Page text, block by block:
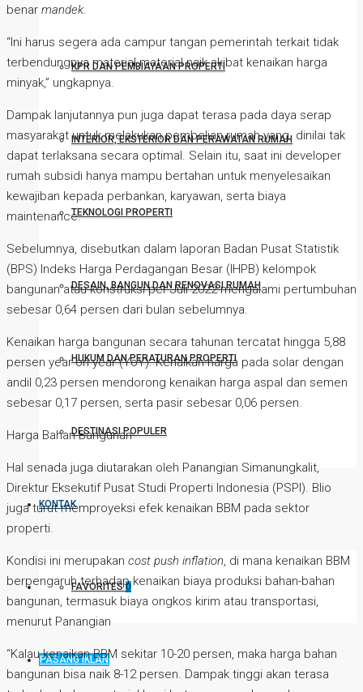
KPR DAN PEMBIAYAAN PROPERTI
INTERIOR, EKSTERIOR DAN PERAWATAN RUMAH
TEKNOLOGI PROPERTI
DESAIN, BANGUN DAN RENOVASI RUMAH
HUKUM DAN PERATURAN PROPERTI
DESTINASI POPULER
KONTAK
FAVORITES0
PASANG IKLAN
benar mandek.
“Ini harus segera ada campur tangan pemerintah terkait tidak
terbendungnya material-material naik akibat kenaikan harga
minyak,” ungkapnya.
Dampak lanjutannya pun juga dapat terasa pada daya serap
masyarakat untuk melakukan pembelian rumah yang dinilai tak
dapat terlaksana secara optimal. Selain itu, saat ini developer
rumah subsidi hanya mampu bertahan untuk menyelesaikan
kewajiban kepada perbankan, karyawan, serta biaya
maintenance.
Sebelumnya, disebutkan dalam laporan Badan Pusat Statistik
(BPS) Indeks Harga Perdagangan Besar (IHPB) kelompok
bangunan atau konstruksi per Juli 2022 mengalami pertumbuhan
sebesar 0,64 persen dari bulan sebelumnya.
Kenaikan harga bangunan secara tahunan tercatat hingga 5,88
persen year on year (YoY). Kenaikan harga pada solar dengan
andil 0,23 persen mendorong kenaikan harga aspal dan semen
sebesar 0,17 persen, serta pasir sebesar 0,06 persen.
Harga Bahan Bangunan
Hal senada juga diutarakan oleh Panangian Simanungkalit,
Direktur Eksekutif Pusat Studi Properti Indonesia (PSPI). Blio
juga turut memproyeksi efek kenaikan BBM pada sektor
properti.
Kondisi ini merupakan cost push inflation, di mana kenaikan BBM
berpengaruh terhadap kenaikan biaya produksi bahan-bahan
bangunan, termasuk biaya ongkos kirim atau transportasi,
menurut Panangian
“Kalau kenaikan BBM sekitar 10-20 persen, maka harga bahan
bangunan bisa naik 8-12 persen. Dampak tinggi akan terasa